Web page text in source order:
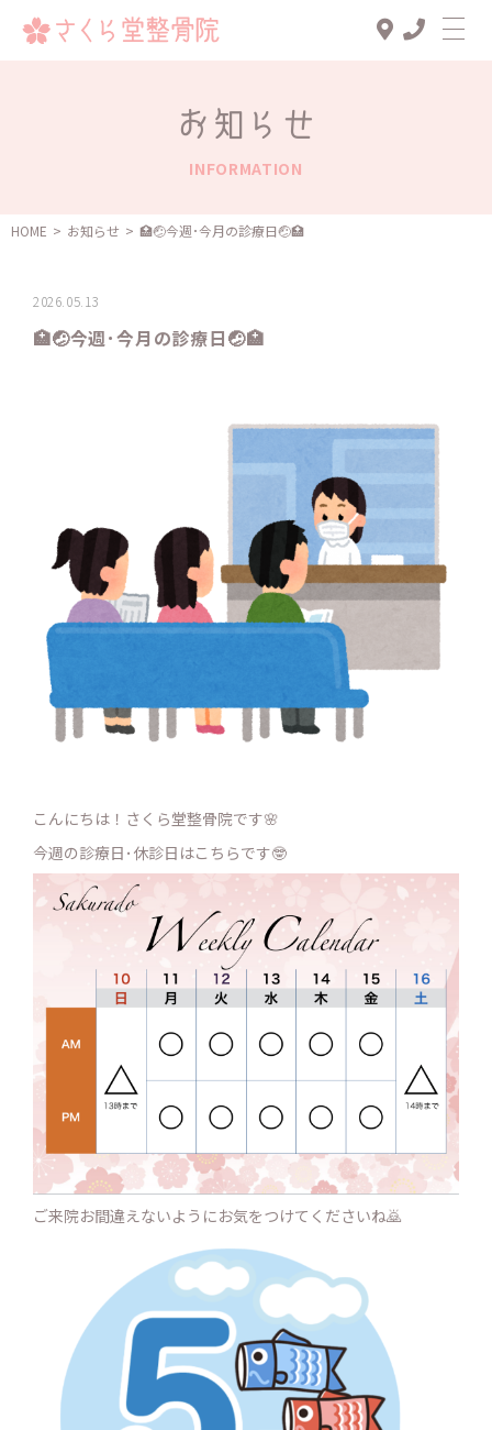
診療メニュー
スタッフ一覧
お知らせ
INFORMATION
HOME > お知らせ > 🏥🤕今週･今月の診療日🤕🏥
2026.05.13
🏥🤕今週･今月の診療日🤕🏥
こんにちは！さくら堂整骨院です🌸
今週の診療日･休診日はこちらです🤓
ご来院お間違えないようにお気をつけてくださいね🙇